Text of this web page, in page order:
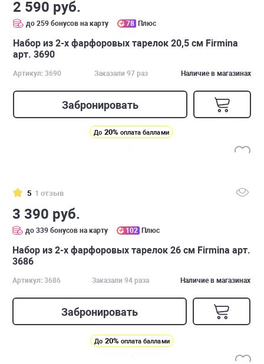
2 590 руб.
до 259 бонусов на карту 78 Плюс
Набор из 2-х фарфоровых тарелок 20,5 см Firmina
арт. 3690
Артикул: 3690 Заказали 97 раз Наличие в магазинах
Забронировать
До 20% оплата баллами
5 1 отзыв
3 390 руб.
до 339 бонусов на карту 102 Плюс
Набор из 2-х фарфоровых тарелок 26 см Firmina арт.
3686
Артикул: 3686 Заказали 94 раза Наличие в магазинах
Забронировать
До 20% оплата баллами